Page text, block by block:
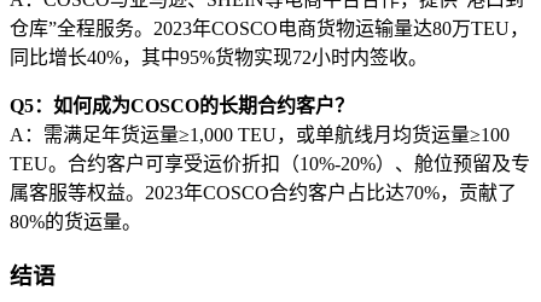
仓库”全程服务。2023年COSCO电商货物运输量达80万TEU，
同比增长40%，其中95%货物实现72小时内签收。
Q5：如何成为COSCO的长期合约客户？
A：需满足年货运量≥1,000 TEU，或单航线月均货运量≥100
TEU。合约客户可享受运价折扣（10%-20%）、舱位预留及专
属客服等权益。2023年COSCO合约客户占比达70%，贡献了
80%的货运量。
结语